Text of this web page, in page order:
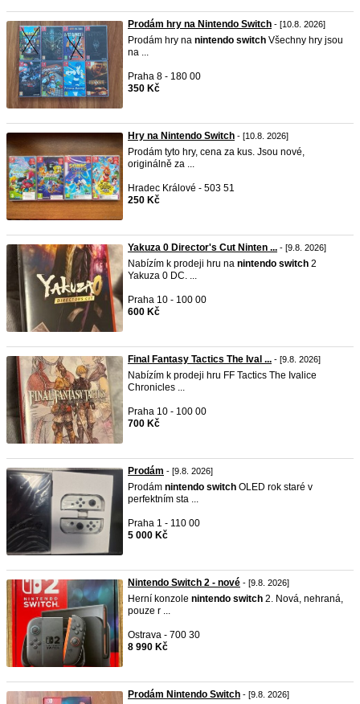
Prodám hry na Nintendo Switch - [10.8. 2026]
Prodám hry na nintendo switch Všechny hry jsou
na ...
Praha 8 - 180 00
350 Kč
Hry na Nintendo Switch - [10.8. 2026]
Prodám tyto hry, cena za kus. Jsou nové,
originálně za ...
Hradec Králové - 503 51
250 Kč
Yakuza 0 Director's Cut Ninten ... - [9.8. 2026]
Nabízím k prodeji hru na nintendo switch 2
Yakuza 0 DC. ...
Praha 10 - 100 00
600 Kč
Final Fantasy Tactics The Ival ... - [9.8. 2026]
Nabízím k prodeji hru FF Tactics The Ivalice
Chronicles ...
Praha 10 - 100 00
700 Kč
Prodám - [9.8. 2026]
Prodám nintendo switch OLED rok staré v
perfektním sta ...
Praha 1 - 110 00
5 000 Kč
Nintendo Switch 2 - nové - [9.8. 2026]
Herní konzole nintendo switch 2. Nová, nehraná,
pouze r ...
Ostrava - 700 30
8 990 Kč
Prodám Nintendo Switch - [9.8. 2026]